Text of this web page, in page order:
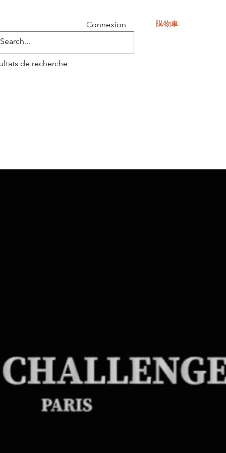
購物車
Connexion
de recherche